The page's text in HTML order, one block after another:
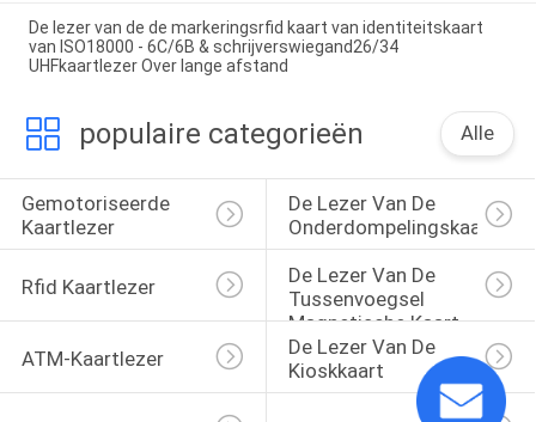
De lezer van de de markeringsrfid kaart van identiteitskaart
van ISO18000 ‐ 6C/6B & schrijverswiegand26/34
UHFkaartlezer Over lange afstand
populaire categorieën Alle
Gemotoriseerde
Kaartlezer
De Lezer Van De
Onderdompelingskaart
Rfid Kaartlezer
De Lezer Van De
Tussenvoegsel
Magnetische Kaart
ATM-Kaartlezer
De Lezer Van De
Kioskkaart